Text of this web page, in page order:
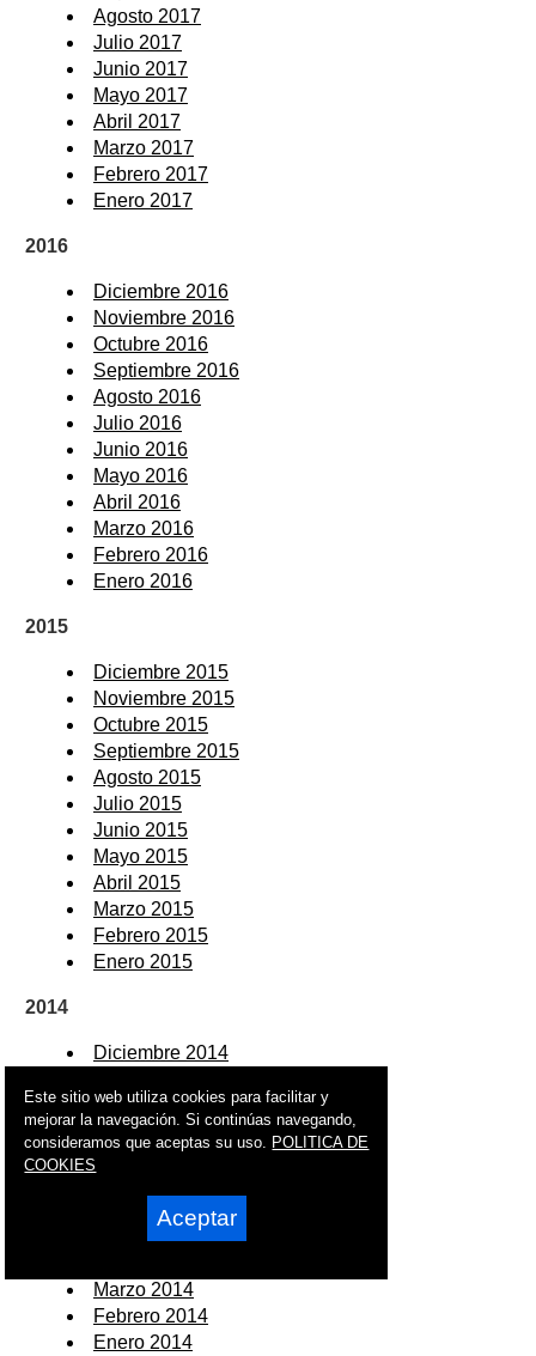
Agosto 2017
Julio 2017
Junio 2017
Mayo 2017
Abril 2017
Marzo 2017
Febrero 2017
Enero 2017
2016
Diciembre 2016
Noviembre 2016
Octubre 2016
Septiembre 2016
Agosto 2016
Julio 2016
Junio 2016
Mayo 2016
Abril 2016
Marzo 2016
Febrero 2016
Enero 2016
2015
Diciembre 2015
Noviembre 2015
Octubre 2015
Septiembre 2015
Agosto 2015
Julio 2015
Junio 2015
Mayo 2015
Abril 2015
Marzo 2015
Febrero 2015
Enero 2015
2014
Diciembre 2014
Octubre 2014
Septiembre 2014
Agosto 2014
Junio 2014
Mayo 2014
Marzo 2014
Febrero 2014
Enero 2014
Este sitio web utiliza cookies para facilitar y
mejorar la navegación. Si continúas navegando,
consideramos que aceptas su uso. POLITICA DE
COOKIES
Aceptar